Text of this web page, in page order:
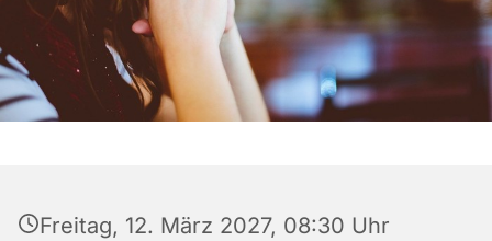
Freitag, 12. März 2027, 08:30 Uhr